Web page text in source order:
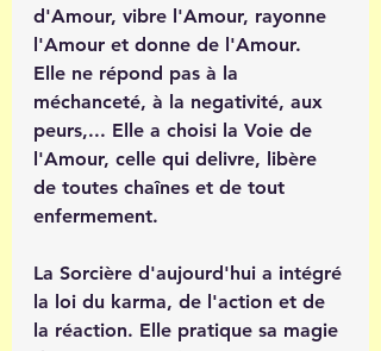
d'Amour, vibre l'Amour, rayonne
l'Amour et donne de l'Amour.
Elle ne répond pas à la
méchanceté, à la negativité, aux
peurs,... Elle a choisi la Voie de
l'Amour, celle qui delivre, libère
de toutes chaînes et de tout
enfermement.
La Sorcière d'aujourd'hui a intégré
la loi du karma, de l'action et de
la réaction. Elle pratique sa magie